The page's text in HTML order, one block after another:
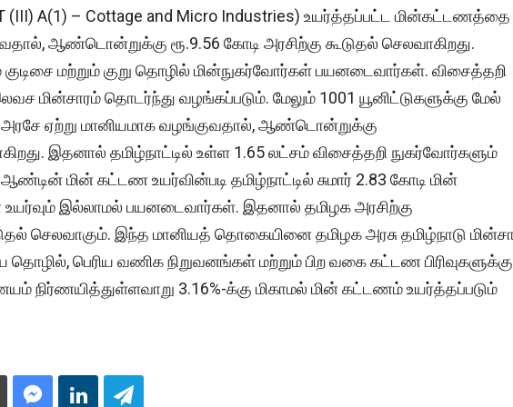
(III) A(1) – Cottage and Micro Industries) உயர்த்தப்பட்ட மின்கட்டணத்தை
ஆண்டொன்றுக்கு ரூ.9.56 கோடி அரசிற்கு கூடுதல் செலவாகிறது.
மற்றும் குறு தொழில் மின்நுகர்வோர்கள் பயனடைவார்கள். விசைத்தறி
மின்சாரம் தொடர்ந்து வழங்கப்படும். மேலும் 1001 யூனிட்டுகளுக்கு மேல்
ஏற்று மானியமாக வழங்குவதால், ஆண்டொன்றுக்கு
இதனால் தமிழ்நாட்டில் உள்ள 1.65 லட்சம் விசைத்தறி நுகர்வோர்களும்
மின் கட்டண உயர்வின்படி தமிழ்நாட்டில் சுமார் 2.83 கோடி மின்
இல்லாமல் பயனடைவார்கள். இதனால் தமிழக அரசிற்கு
செலவாகும். இந்த மானியத் தொகையினை தமிழக அரசு தமிழ்நாடு
தொழில், பெரிய வணிக நிறுவனங்கள் மற்றும் பிற வகை கட்டண பிரிவுகளுக்கு
நிர்ணயித்துள்ளவாறு 3.16%-க்கு மிகாமல் மின் கட்டணம் உயர்த்தப்படும்